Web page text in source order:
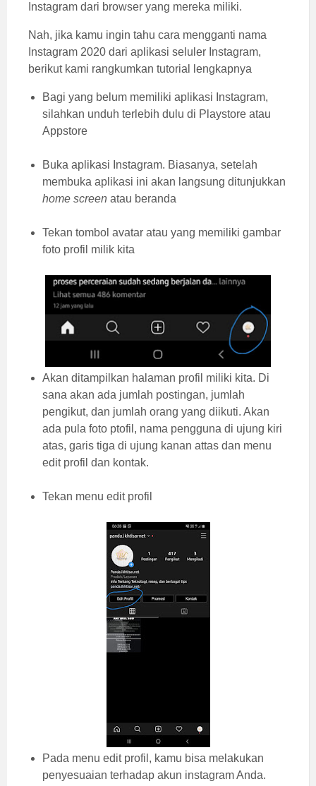
Instagram dari browser yang mereka miliki.
Nah, jika kamu ingin tahu cara mengganti nama
Instagram 2020 dari aplikasi seluler Instagram,
berikut kami rangkumkan tutorial lengkapnya
Bagi yang belum memiliki aplikasi Instagram,
silahkan unduh terlebih dulu di Playstore atau
Appstore
Buka aplikasi Instagram. Biasanya, setelah
membuka aplikasi ini akan langsung ditunjukkan
home screen atau beranda
Tekan tombol avatar atau yang memiliki gambar
foto profil milik kita
Akan ditampilkan halaman profil miliki kita. Di
sana akan ada jumlah postingan, jumlah
pengikut, dan jumlah orang yang diikuti. Akan
ada pula foto ptofil, nama pengguna di ujung kiri
atas, garis tiga di ujung kanan attas dan menu
edit profil dan kontak.
Tekan menu edit profil
Pada menu edit profil, kamu bisa melakukan
penyesuaian terhadap akun instagram Anda.